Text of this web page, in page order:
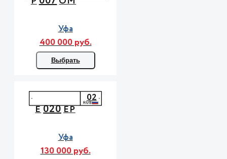
Уфа
400 000 руб.
Выбрать
Е020ЕР
02
Уфа
130 000 руб.